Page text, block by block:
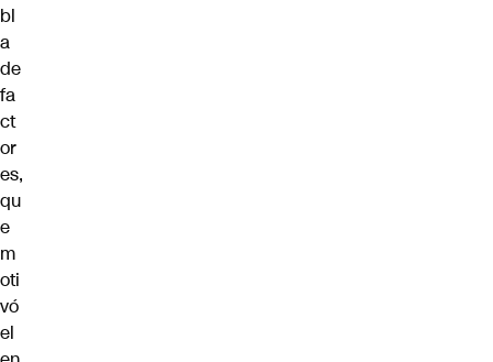
bl
a
de
fa
ct
or
es,
qu
e
m
oti
vó
el